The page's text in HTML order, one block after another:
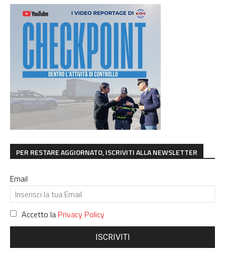
PER RESTARE AGGIORNATO, ISCRIVITI ALLA NEWSLETTER
Email
Accetto la Privacy Policy
ISCRIVITI